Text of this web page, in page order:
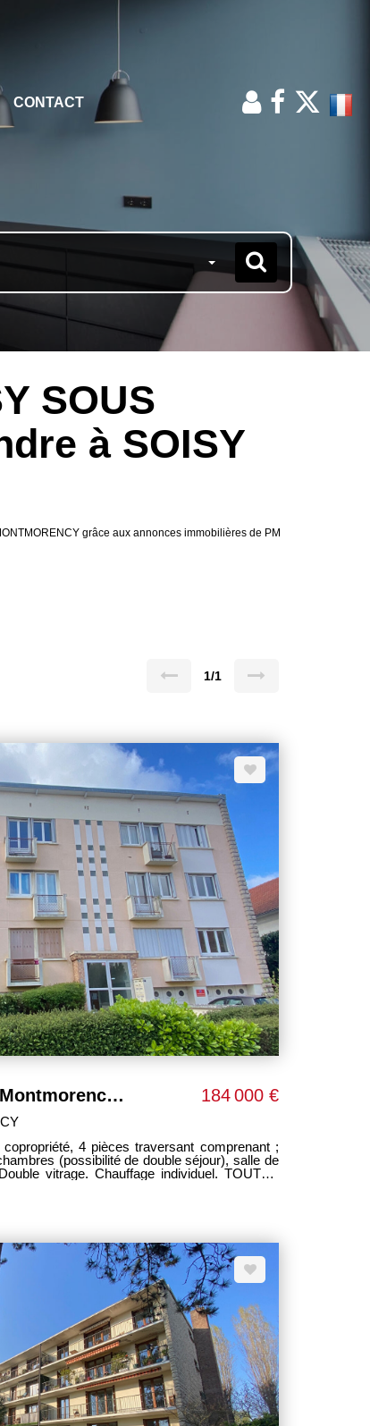
CONTACT
SOUS
à SOISY
grâce aux annonces immobilières de PM
1/1
Appartement Soisy Sous Montmorency 4 pièces 62 m² 184 000 €
4 pièces traversant comprenant ;
(possibilité de double séjour), salle de
vitrage. Chauffage individuel. TOUTES